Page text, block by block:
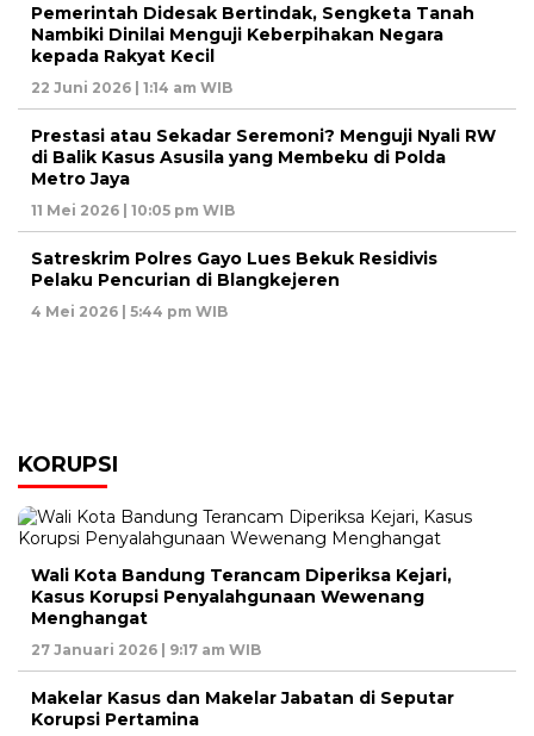
Pemerintah Didesak Bertindak, Sengketa Tanah
Nambiki Dinilai Menguji Keberpihakan Negara
kepada Rakyat Kecil
22 Juni 2026 | 1:14 am WIB
Prestasi atau Sekadar Seremoni? Menguji Nyali RW
di Balik Kasus Asusila yang Membeku di Polda
Metro Jaya
11 Mei 2026 | 10:05 pm WIB
Satreskrim Polres Gayo Lues Bekuk Residivis
Pelaku Pencurian di Blangkejeren
4 Mei 2026 | 5:44 pm WIB
KORUPSI
Wali Kota Bandung Terancam Diperiksa Kejari,
Kasus Korupsi Penyalahgunaan Wewenang
Menghangat
27 Januari 2026 | 9:17 am WIB
Makelar Kasus dan Makelar Jabatan di Seputar
Korupsi Pertamina